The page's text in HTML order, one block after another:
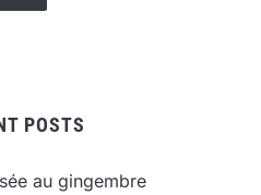
POSTS
au gingembre